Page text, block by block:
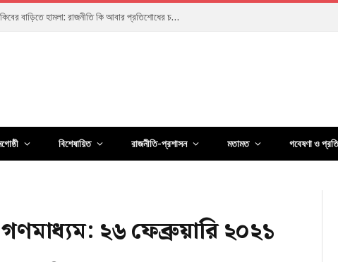
বিশেষায়িত রাজনীতি-প্রশাসন মতামত গবেষণা ও
২৬ ফেব্রুয়ারি ২০২১